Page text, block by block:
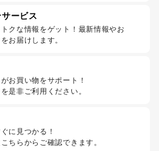
ービス
クな情報をゲット！最新情報やお
お届けします。
お買い物をサポート！
是非ご利用ください。
に見つかる！
ちらからご確認できます。